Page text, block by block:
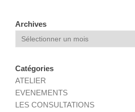
Archives
Archives
Catégories
ATELIER
EVENEMENTS
LES CONSULTATIONS